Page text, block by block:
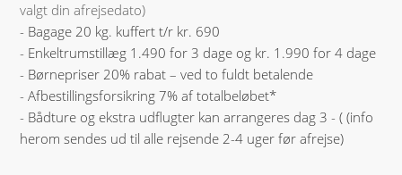
valgt din afrejsedato)
- Bagage 20 kg. kuffert t/r kr. 690
- Enkeltrumstillæg 1.490 for 3 dage og kr. 1.990 for 4 dage
- Børnepriser 20% rabat – ved to fuldt betalende
- Afbestillingsforsikring 7% af totalbeløbet*
- Bådture og ekstra udflugter kan arrangeres dag 3 - ( (info
herom sendes ud til alle rejsende 2-4 uger før afrejse)